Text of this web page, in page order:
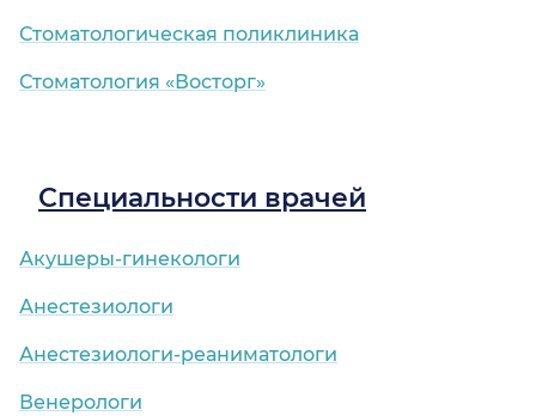
Стоматологическая поликлиника
Стоматология «Восторг»
Специальности врачей
Акушеры-гинекологи
Анестезиологи
Анестезиологи-реаниматологи
Венерологи